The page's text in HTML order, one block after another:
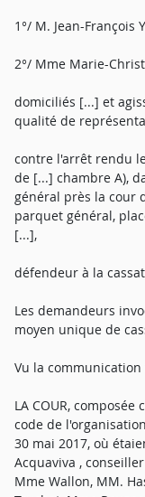
1°/ M. Jean-François
2°/ Mme Marie-
domiciliés [...] et
qualité de
contre l'arrêt rendu
de [...] chambre A),
général près la cour
parquet général,
[...],
défendeur à la
Les demandeurs
moyen unique de
Vu la
LA COUR,
code de
30 mai 2017, où
Acquaviva ,
Mme Wallon, MM.